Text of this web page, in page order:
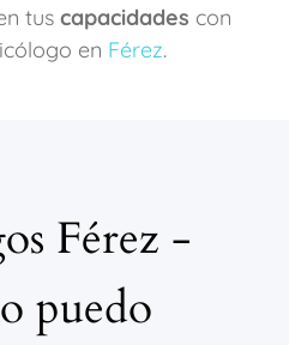
tus capacidades con
en Férez.
Férez -
puedo